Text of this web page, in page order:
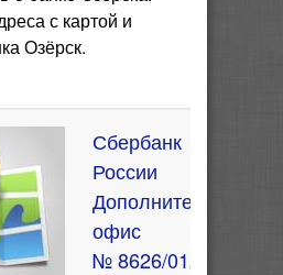
с картой и
Озёрск.
Сбербанк
России
Дополнительный
офис
№ 8626/01282